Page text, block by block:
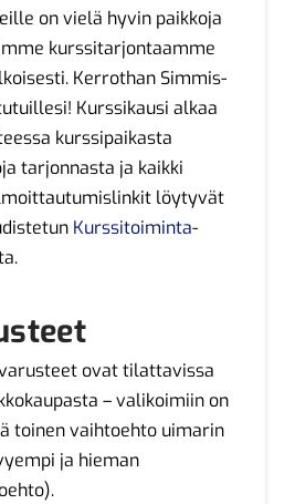
on vielä hyvin paikkoja
kurssitarjontaamme
Kerrothan Simmis-
Kurssikausi alkaa
kurssipaikasta
tarjonnasta ja kaikki
löytyvät
Kurssitoiminta-
ovat tilattavissa
– valikoimiin on
toinen vaihtoehto uimarin
ja hieman